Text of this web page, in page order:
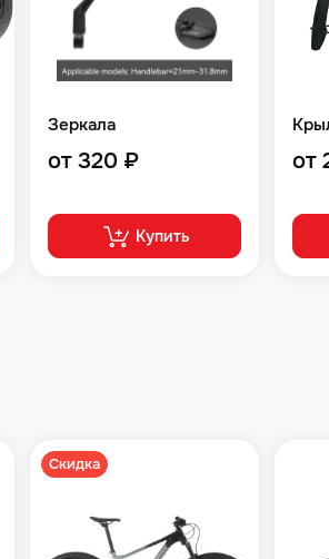
Зеркала
от 320 ₽
Купить
от
Скидка